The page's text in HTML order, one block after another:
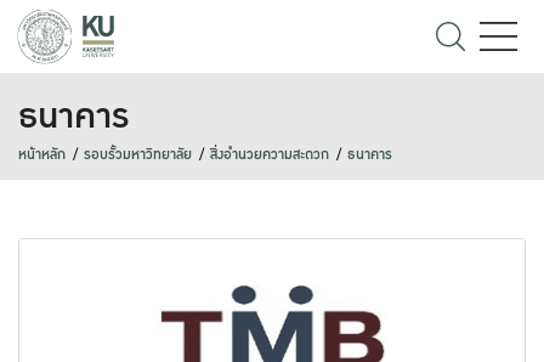
ธนาคาร
หน้าหลัก รอบรั้วมหาวิทยาลัย สิ่งอำนวยความสะดวก ธนาคาร